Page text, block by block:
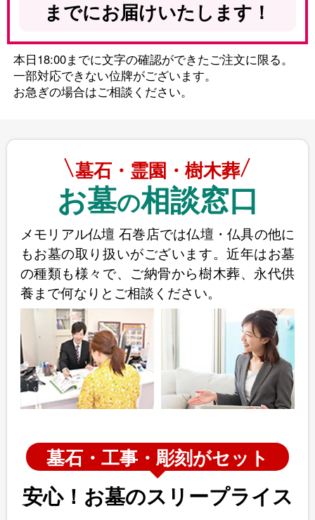
までにお届けいたします！
本日18:00までに文字の確認ができたご注文に限る。
一部対応できない位牌がございます。
お急ぎの場合はご相談ください。
墓石・霊園・樹木葬
お墓の相談窓口
メモリアル仏壇 石巻店では仏壇・仏具の他に
もお墓の取り扱いがございます。近年はお墓
の種類も様々で、ご納骨から樹木葬、永代供
養まで何なりとご相談ください。
墓石・工事・彫刻がセット
安心！お墓のスリープライス